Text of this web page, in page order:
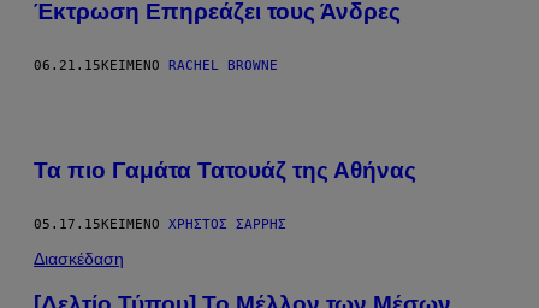
Έκτρωση Επηρεάζει τους Άνδρες
06.21.15 ΚΕΊΜΕΝΟ RACHEL BROWNE
Τα πιο Γαμάτα Τατουάζ της Αθήνας
05.17.15ΚΕΊΜΕΝΟ ΧΡΉΣΤΟΣ ΣΑΡΡΉΣ
Διασκέδαση